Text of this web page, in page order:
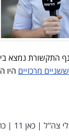
התקשורת נמצא
מרכזיים היו
צה"ל | כאן 11 |